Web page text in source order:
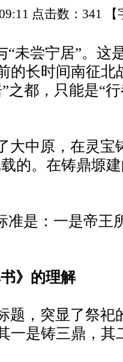
点击数： 341
未尝宁居”。这
的长时间南征北
之都，只能是“
大中原，在灵宝
载的。在铸鼎塬
准是：一是帝王
》的理解
，突显了祭祀
一是铸三鼎，其